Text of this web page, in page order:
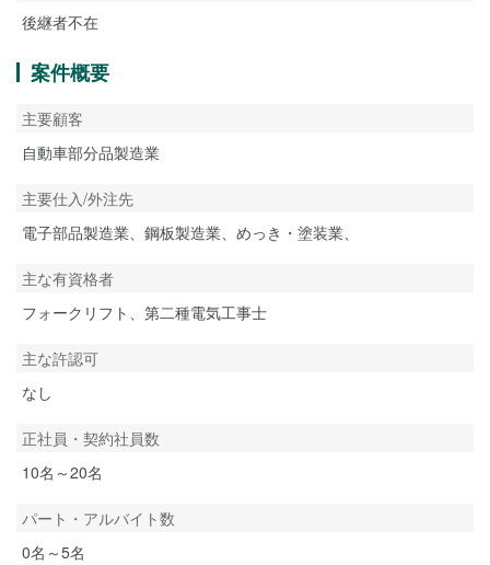
後継者不在
案件概要
主要顧客
自動車部分品製造業
主要仕入/外注先
電子部品製造業、鋼板製造業、めっき・塗装業、
主な有資格者
フォークリフト、第二種電気工事士
主な許認可
なし
正社員・契約社員数
10名～20名
パート・アルバイト数
0名～5名